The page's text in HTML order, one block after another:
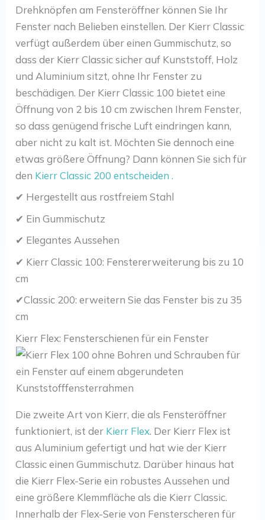
Drehknöpfen am Fensteröffner können Sie Ihr
Fenster nach Belieben einstellen. Der Kierr Classic
verfügt außerdem über einen Gummischutz, so
dass der Kierr Classic sicher auf Kunststoff, Holz
und Aluminium sitzt, ohne Ihr Fenster zu
beschädigen. Der Kierr Classic 100 bietet eine
Öffnung von 2 bis 10 cm zwischen Ihrem Fenster,
so dass genügend frische Luft eindringen kann,
aber nicht zu kalt ist. Möchten Sie dennoch eine
etwas größere Öffnung? Dann können Sie sich für
den Kierr Classic 200 entscheiden .
✔ Hergestellt aus rostfreiem Stahl
✔ Ein Gummischutz
✔ Elegantes Aussehen
✔ Kierr Classic 100: Fenstererweiterung bis zu 10
cm
✔Classic 200: erweitern Sie das Fenster bis zu 35
cm
Kierr Flex: Fensterschienen für ein Fenster
Die zweite Art von Kierr, die als Fensteröffner
funktioniert, ist der Kierr Flex. Der Kierr Flex ist
aus Aluminium gefertigt und hat wie der Kierr
Classic einen Gummischutz. Darüber hinaus hat
die Kierr Flex-Serie ein robustes Aussehen und
eine größere Klemmfläche als die Kierr Classic.
Innerhalb der Flex-Serie von Fensterscheren für